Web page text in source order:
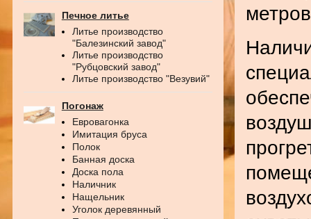
Печное литье
Литье производство
"Балезинский завод"
Литье производство
"Рубцовский завод"
Литье производство "Везувий"
Погонаж
Евровагонка
Имитация бруса
Полок
Банная доска
Доска пола
Наличник
Нащельник
Уголок деревянный